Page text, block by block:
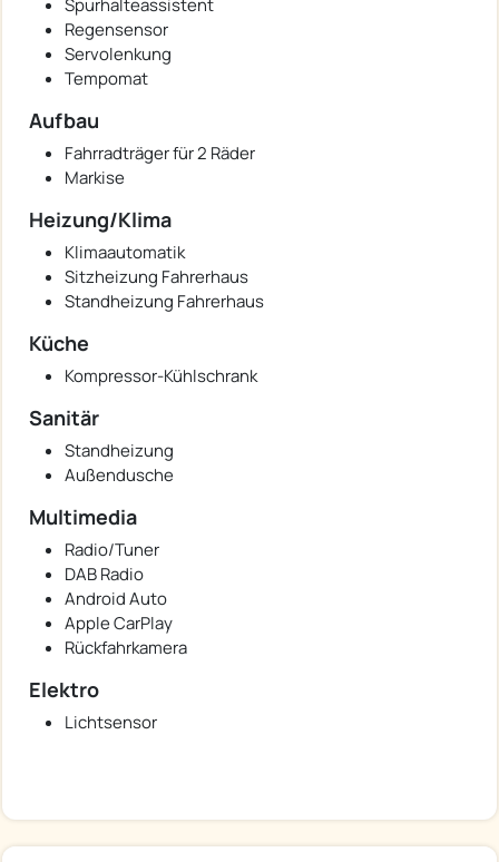
Regensensor
Servolenkung
Tempomat
Aufbau
Fahrradträger für 2 Räder
Markise
Heizung/Klima
Klimaautomatik
Sitzheizung Fahrerhaus
Standheizung Fahrerhaus
Küche
Kompressor-Kühlschrank
Sanitär
Standheizung
Außendusche
Multimedia
Radio/Tuner
DAB Radio
Android Auto
Apple CarPlay
Rückfahrkamera
Elektro
Lichtsensor